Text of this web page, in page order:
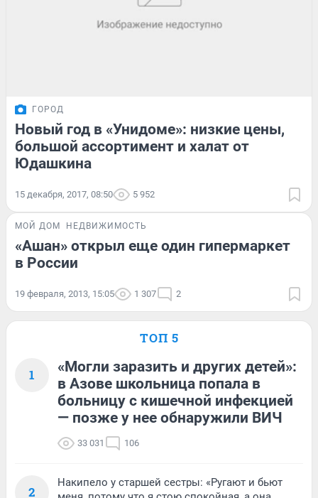
ГОРОД
Новый год в «Унидоме»: низкие цены,
большой ассортимент и халат от
Юдашкина
15 декабря, 2017, 08:50 5 952
МОЙ ДОМ НЕДВИЖИМОСТЬ
«Ашан» открыл еще один гипермаркет
в России
19 февраля, 2013, 15:05 1 307 2
ТОП 5
1
«Могли заразить и других детей»:
в Азове школьница попала в
больницу с кишечной инфекцией
— позже у нее обнаружили ВИЧ
33 031 106
2
Накипело у старшей сестры: «Ругают и бьют